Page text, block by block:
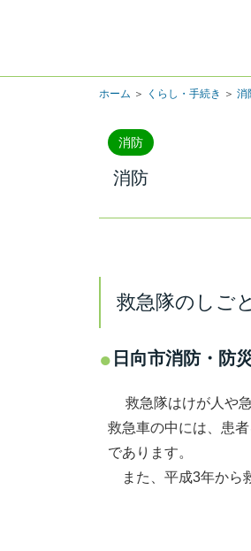
ホーム ＞ くらし・手続き ＞ 消
消防
消防
救急隊のしごと
日向市消防・防
救急隊はけが人や急
救急車の中には、患
であります。
また、平成3年から